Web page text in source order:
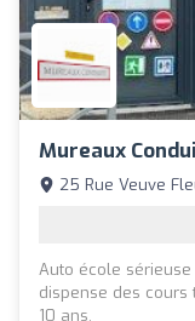
Mureaux
25 Rue Veuve
Auto école
dispense des
10 ans.